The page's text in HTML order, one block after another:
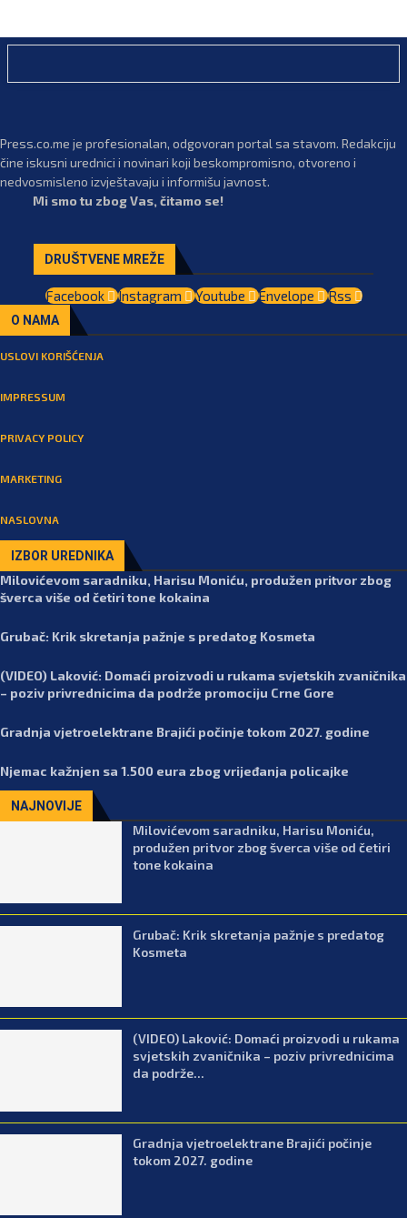
Press.co.me je profesionalan, odgovoran portal sa stavom. Redakciju
čine iskusni urednici i novinari koji beskompromisno, otvoreno i
nedvosmisleno izvještavaju i informišu javnost.
Mi smo tu zbog Vas, čitamo se!
DRUŠTVENE MREŽE
Facebook Instagram Youtube Envelope Rss
O NAMA
USLOVI KORIŠĆENJA
IMPRESSUM
PRIVACY POLICY
MARKETING
NASLOVNA
IZBOR UREDNIKA
Milovićevom saradniku, Harisu Moniću, produžen pritvor zbog
šverca više od četiri tone kokaina
Grubač: Krik skretanja pažnje s predatog Kosmeta
(VIDEO) Laković: Domaći proizvodi u rukama svjetskih zvaničnika
– poziv privrednicima da podrže promociju Crne Gore
Gradnja vjetroelektrane Brajići počinje tokom 2027. godine
Njemac kažnjen sa 1.500 eura zbog vrijeđanja policajke
NAJNOVIJE
Milovićevom saradniku, Harisu Moniću,
produžen pritvor zbog šverca više od četiri
tone kokaina
Grubač: Krik skretanja pažnje s predatog
Kosmeta
(VIDEO) Laković: Domaći proizvodi u rukama
svjetskih zvaničnika – poziv privrednicima
da podrže...
Gradnja vjetroelektrane Brajići počinje
tokom 2027. godine